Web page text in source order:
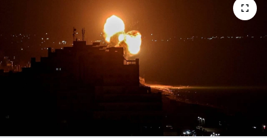
Teknoloji